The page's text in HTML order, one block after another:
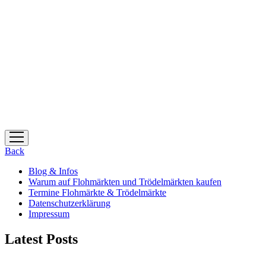
Menü
öffnen
Back
Blog & Infos
Warum auf Flohmärkten und Trödelmärkten kaufen
Termine Flohmärkte & Trödelmärkte
Datenschutzerklärung
Impressum
Latest Posts